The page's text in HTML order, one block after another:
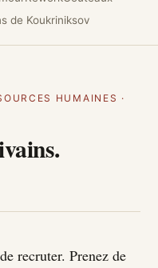
de Koukriniksov
HUMAINES ·
recruter. Prenez de